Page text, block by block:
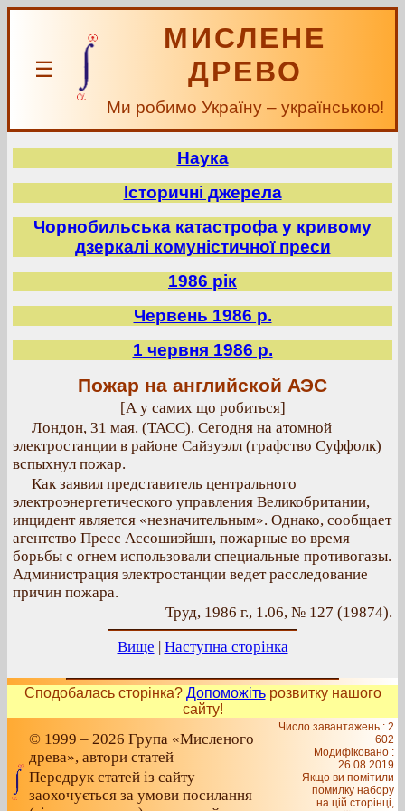
☰
МИСЛЕНЕ
ДРЕВО
Ми робимо Україну – українською!
Наука
Історичні джерела
Чорнобильська катастрофа у кривому
дзеркалі комуністичної преси
1986 рік
Червень 1986 р.
1 червня 1986 р.
Пожар на английской АЭС
[А у самих що робиться]
Лондон, 31 мая. (ТАСС). Сегодня на атомной
электростанции в районе Сайзуэлл (графство Суффолк)
вспыхнул пожар.
Как заявил представитель центрального
электроэнергетического управления Великобритании,
инцидент является «незначительным». Однако, сообщает
агентство Пресс Ассошиэйшн, пожарные во время
борьбы с огнем использовали специальные противогазы.
Администрация электростанции ведет расследование
причин пожара.
Труд, 1986 г., 1.06, № 127 (19874).
Вище | Наступна сторінка
Сподобалась сторінка? Допоможітьрозвитку нашого
сайту!
© 1999 – 2026 Група «Мисленого
древа», автори статей
Передрук статей із сайту
заохочується за умови посилання
Число завантажень : 2
602
Модифіковано :
26.08.2019
Якщо ви помітили
помилку набору
на цiй сторiнцi,